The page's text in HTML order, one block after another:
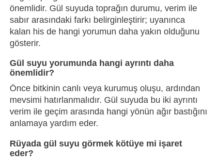
önemlidir. Gül suyuda toprağın durumu, verim ile
sabır arasındaki farkı belirginleştirir; uyanınca
kalan his de hangi yorumun daha yakın olduğunu
gösterir.
Gül suyu yorumunda hangi ayrıntı daha
önemlidir?
Önce bitkinin canlı veya kurumuş oluşu, ardından
mevsimi hatırlanmalıdır. Gül suyuda bu iki ayrıntı
verim ile geçim arasında hangi yönün ağır bastığını
anlamaya yardım eder.
Rüyada gül suyu görmek kötüye mi işaret
eder?